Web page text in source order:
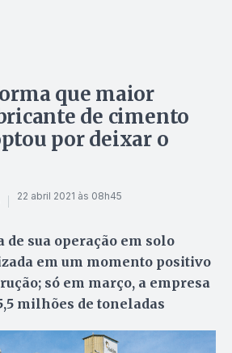
que maior
de cimento
por deixar o
22 abril 2021 às 08h45
de sua operação em solo
em um momento positivo
só em março, a empresa
milhões de toneladas